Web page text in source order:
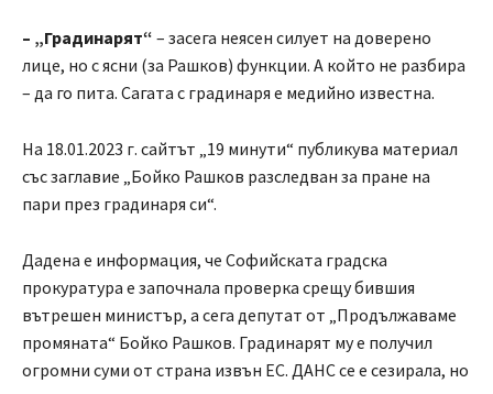
– „Градинарят“ – засега неясен силует на доверено
лице, но с ясни (за Рашков) функции. А който не разбира
– да го пита. Сагата с градинаря е медийно известна.
На 18.01.2023 г. сайтът „19 минути“ публикува материал
със заглавие „Бойко Рашков разследван за пране на
пари през градинаря си“.
Дадена е информация, че Софийската градска
прокуратура е започнала проверка срещу бившия
вътрешен министър, а сега депутат от „Продължаваме
промяната“ Бойко Рашков. Градинарят му е получил
огромни суми от страна извън ЕС. ДАНС се е сезирала, но